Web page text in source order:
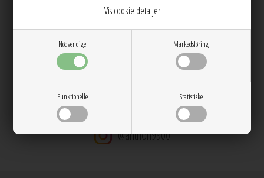
Nødvendige Markedsføring
Funktionelle Statistiske
Vis cookie detaljer
14 dages returret
Stor kundetilfredshed
Gratis ombytning
Gratis fragt v. køb over 600 DKK
@anthon9900